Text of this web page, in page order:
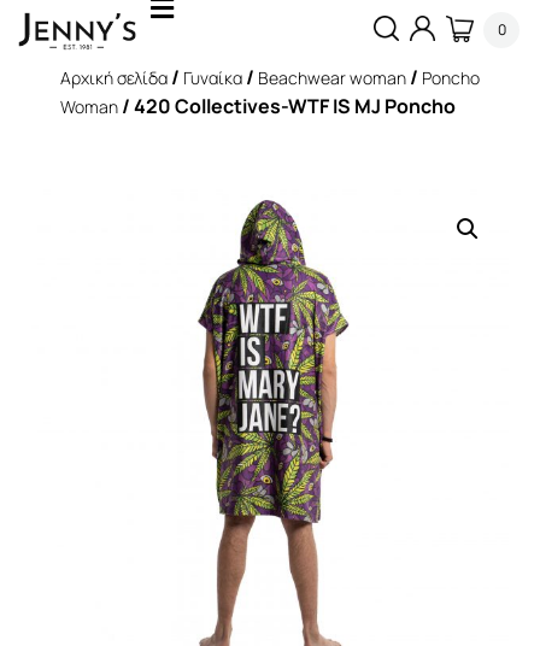
0
Αρχική σελίδα / Γυναίκα / Beachwear woman / Poncho
Woman / 420 Collectives-WTF IS MJ Poncho